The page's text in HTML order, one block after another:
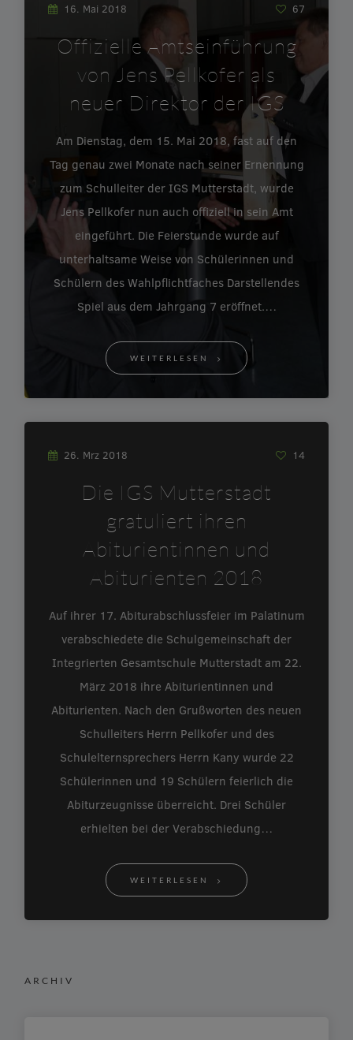
16. Mai 2018 67
Offizielle Amtseinführung
von Jens Pellkofer als
neuer Direktor der IGS
Am Dienstag, dem 15. Mai 2018, fast auf den
Tag genau zwei Monate nach seiner Ernennung
zum Schulleiter der IGS Mutterstadt, wurde
Jens Pellkofer nun auch offiziell in sein Amt
eingeführt. Die Feierstunde wurde auf
unterhaltsame Weise von Schülerinnen und
Schülern des Wahlpflichtfaches Darstellendes
Spiel aus dem Jahrgang 7 eröffnet.…
WEITERLESEN
26. Mrz 2018 14
Die IGS Mutterstadt
gratuliert ihren
Abiturientinnen und
Abiturienten 2018
Auf ihrer 17. Abiturabschlussfeier im Palatinum
verabschiedete die Schulgemeinschaft der
Integrierten Gesamtschule Mutterstadt am 22.
März 2018 ihre Abiturientinnen und
Abiturienten. Nach den Grußworten des neuen
Schulleiters Herrn Pellkofer und des
Schulelternsprechers Herrn Kany wurde 22
Schülerinnen und 19 Schülern feierlich die
Abiturzeugnisse überreicht. Drei Schüler
erhielten bei der Verabschiedung…
WEITERLESEN
ARCHIV